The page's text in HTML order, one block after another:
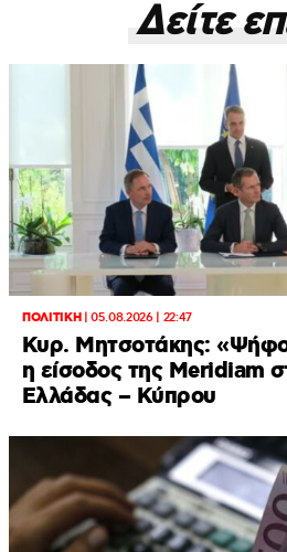
Δείτε
ΠΟΛΙΤΙΚΗ|05.08.2026 | 22:47
Κυρ. Μητσοτάκης:
η είσοδος της Meridiam
Ελλάδας – Κύπρου